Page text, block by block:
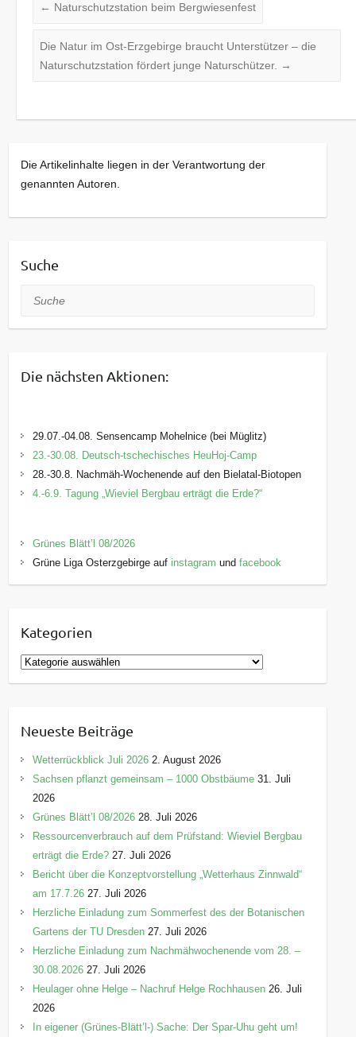
← Naturschutzstation beim Bergwiesenfest
Die Natur im Ost-Erzgebirge braucht Unterstützer – die
Naturschutzstation fördert junge Naturschützer. →
Die Artikelinhalte liegen in der Verantwortung der
genannten Autoren.
Suche
Suche
Die nächsten Aktionen:
29.07.-04.08. Sensencamp Mohelnice (bei Müglitz)
23.-30.08. Deutsch-tschechisches HeuHoj-Camp
28.-30.8. Nachmäh-Wochenende auf den Bielatal-Biotopen
4.-6.9. Tagung „Wieviel Bergbau erträgt die Erde?“
Grünes Blätt’l 08/2026
Grüne Liga Osterzgebirge auf instagram undfacebook
Kategorien
K
a
g
o
r
e
n
Neueste Beiträge
Wetterrückblick Juli 2026 2. August 2026
Sachsen pflanzt gemeinsam – 1000 Obstbäume 31. Juli
2026
Grünes Blätt’l 08/2026 28. Juli 2026
Ressourcenverbrauch auf dem Prüfstand: Wieviel Bergbau
erträgt die Erde? 27. Juli 2026
Bericht über die Konzeptvorstellung „Wetterhaus Zinnwald“
am 17.7.26 27. Juli 2026
Herzliche Einladung zum Sommerfest des der Botanischen
Gartens der TU Dresden 27. Juli 2026
Herzliche Einladung zum Nachmähwochenende vom 28. –
30.08.2026 27. Juli 2026
Heulager ohne Helge – Nachruf Helge Rochhausen 26. Juli
2026
In eigener (Grünes-Blätt’l-) Sache: Der Spar-Uhu geht um!